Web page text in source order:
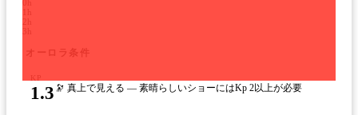
オーロラ条件
KP
1.3 🔭 真上で見える — 素晴らしいショーにはKp 2以上が必要